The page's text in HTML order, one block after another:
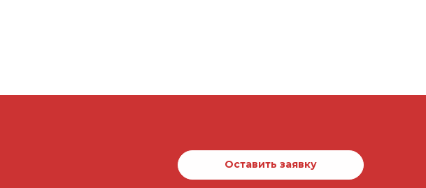
Оставить заявку